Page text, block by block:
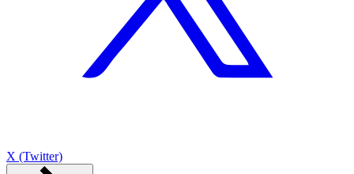
X (Twitter)